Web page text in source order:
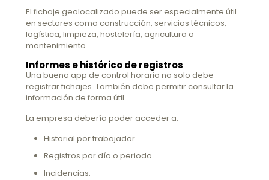
El fichaje geolocalizado puede ser especialmente útil
en sectores como construcción, servicios técnicos,
logística, limpieza, hostelería, agricultura o
mantenimiento.
Informes e histórico de registros
Una buena app de control horario no solo debe
registrar fichajes. También debe permitir consultar la
información de forma útil.
La empresa debería poder acceder a:
Historial por trabajador.
Registros por día o periodo.
Incidencias.